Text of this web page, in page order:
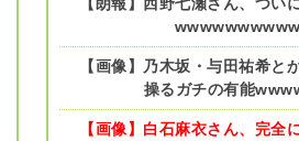
【画像】乃木坂・与田祐希と
操るガチの有能
【画像】白石麻衣さん、完全